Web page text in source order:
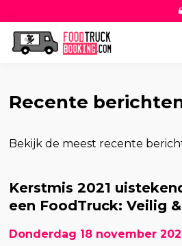
Recente
Bekijk de meest recente
Kerstmis 2021
een FoodTruck: Veilig
Donderdag 18 november